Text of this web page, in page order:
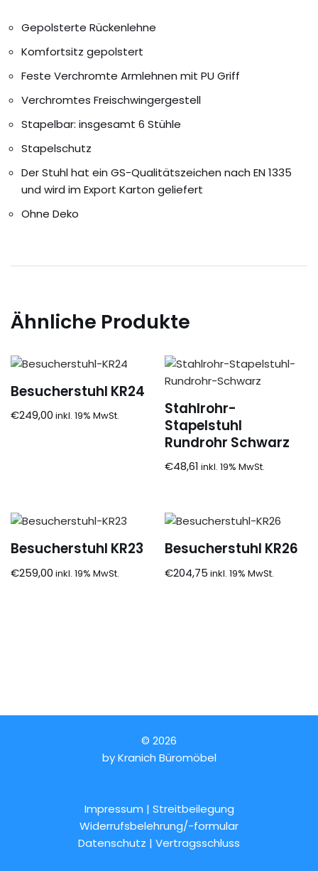
Gepolsterte Rückenlehne
Komfortsitz gepolstert
Feste Verchromte Armlehnen mit PU Griff
Verchromtes Freischwingergestell
Stapelbar: insgesamt 6 Stühle
Stapelschutz
Der Stuhl hat ein GS-Qualitätszeichen nach EN 1335
und wird im Export Karton geliefert
Ohne Deko
Ähnliche Produkte
Besucherstuhl KR24
€249,00
Stahlrohr-
Stapelstuhl
Rundrohr Schwarz
€48,61
Besucherstuhl KR23
€259,00
Besucherstuhl KR26
€204,75
© 2026
byKranich Büromöbel
Impressum | Streitbeilegung
Widerrufsbelehrung/-formular
Datenschutz | Vertragsschluss